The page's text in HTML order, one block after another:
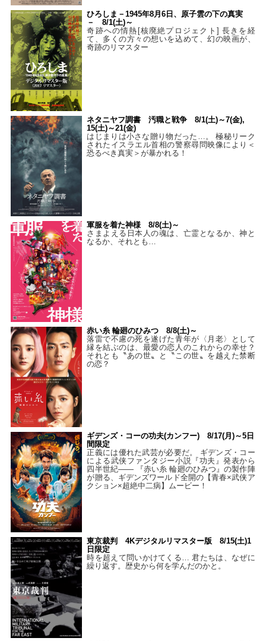
ひろしま－1945年8月6日、原子雲の下の真実
－ 8/1(土)～
奇跡への情熱[核廃絶プロジェクト] 長きを経
て、多くの方々の想いを込めて、幻の映画が、
奇跡のリマスター
ネタニヤフ調書 汚職と戦争 8/1(土)～7(金),
15(土)～21(金)
はじまりは小さな贈り物だった…。 極秘リーク
されたイスラエル首相の警察尋問映像により＜
恐るべき真実＞が暴かれる！
軍服を着た神様 8/8(土)～
さまよえる日本人の魂は、亡霊となるか、神と
なるか、それとも…
赤い糸 輪廻のひみつ 8/8(土)～
落雷で不慮の死を遂げた青年が〈月老〉として
縁を結ぶのは、最愛の恋人のこれからの幸せ？
それとも〝あの世〟と〝この世〟を越えた禁断
の恋？
ギデンズ・コーの功夫(カンフー) 8/17(月)～5日
間限定
正義には優れた武芸が必要だ。 ギデンズ・コー
による武侠ファンタジー小説『功夫』発表から
四半世紀―― 『赤い糸 輪廻のひみつ』の製作陣
が贈る、ギデンズワールド全開の【青春×武侠ア
クション×超絶中二病】ムービー！
東京裁判 4Kデジタルリマスター版 8/15(土)1
日限定
時を超えて問いかけてくる… 君たちは、なぜに
繰り返す。歴史から何を学んだのかと。